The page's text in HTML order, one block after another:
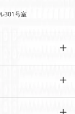
301号室